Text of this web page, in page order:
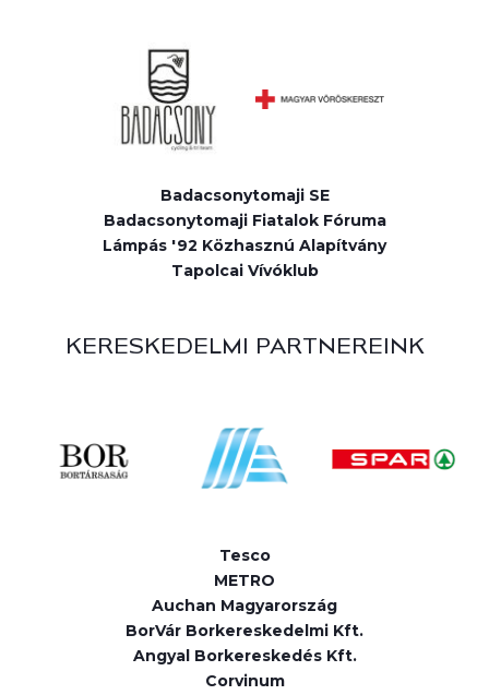
Badacsonytomaji SE
Badacsonytomaji Fiatalok Fóruma
Lámpás '92 Közhasznú Alapítvány
Tapolcai Vívóklub
KERESKEDELMI PARTNEREINK
Tesco
METRO
Auchan Magyarország
BorVár Borkereskedelmi Kft.
Angyal Borkereskedés Kft.
Corvinum